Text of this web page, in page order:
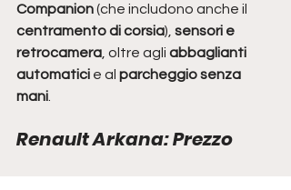
Companion (che includono anche il
centramento di corsia), sensori e
retrocamera , oltre agli abbaglianti
automatici e al parcheggio senza
mani
Renault Arkana: Prezzo